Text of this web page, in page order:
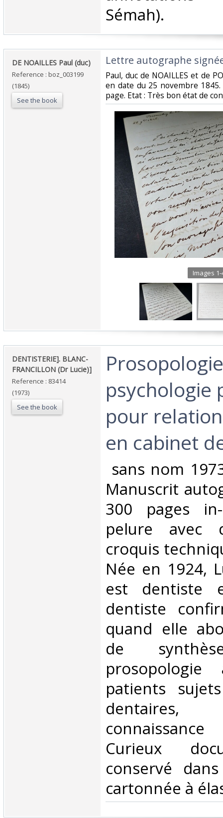
Sémah).‎
‎DE NOAILLES Paul (duc)‎
Reference : boz_003199
(1845)
See the book
‎Lettre autographe
‎Paul, duc de NOAILLES et de
en date du 25 novembre
page. Etat : Très bon état de
Images
‎DENTISTERIE]. BLANC-
FRANCILLON (Dr Lucie)]‎
Reference : 83414
(1973)
See the book
psychologie
pour
en cabinet
sans nom
Manuscrit
300 pages
pelure avec
croquis
Née en 1924,
est dentiste
dentiste
quand elle
de
prosopologie
patients
Curieux
conservé
cartonnée à